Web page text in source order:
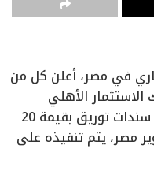
في مصر، أعلن كل من
الاستثمار الأهلي
فاروس عن تعاونهما لإدارة برنامج سندات توريق بقيمة 20
مصر، يتم تنفيذه على